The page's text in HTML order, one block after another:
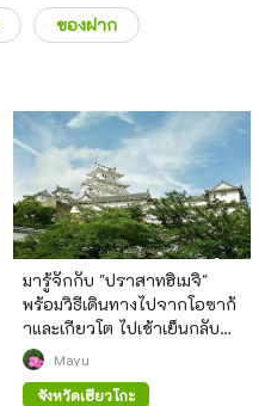
ของฝาก
มารู้จักกับ "ปราสาทฮิเมจิ"
พร้อมวิธีเดินทางไปจากโอซาก้
าและเกียวโต ไปเช้าเย็นกลับก็
ยังได้Mayu
จังหวัดเฮียวโกะ